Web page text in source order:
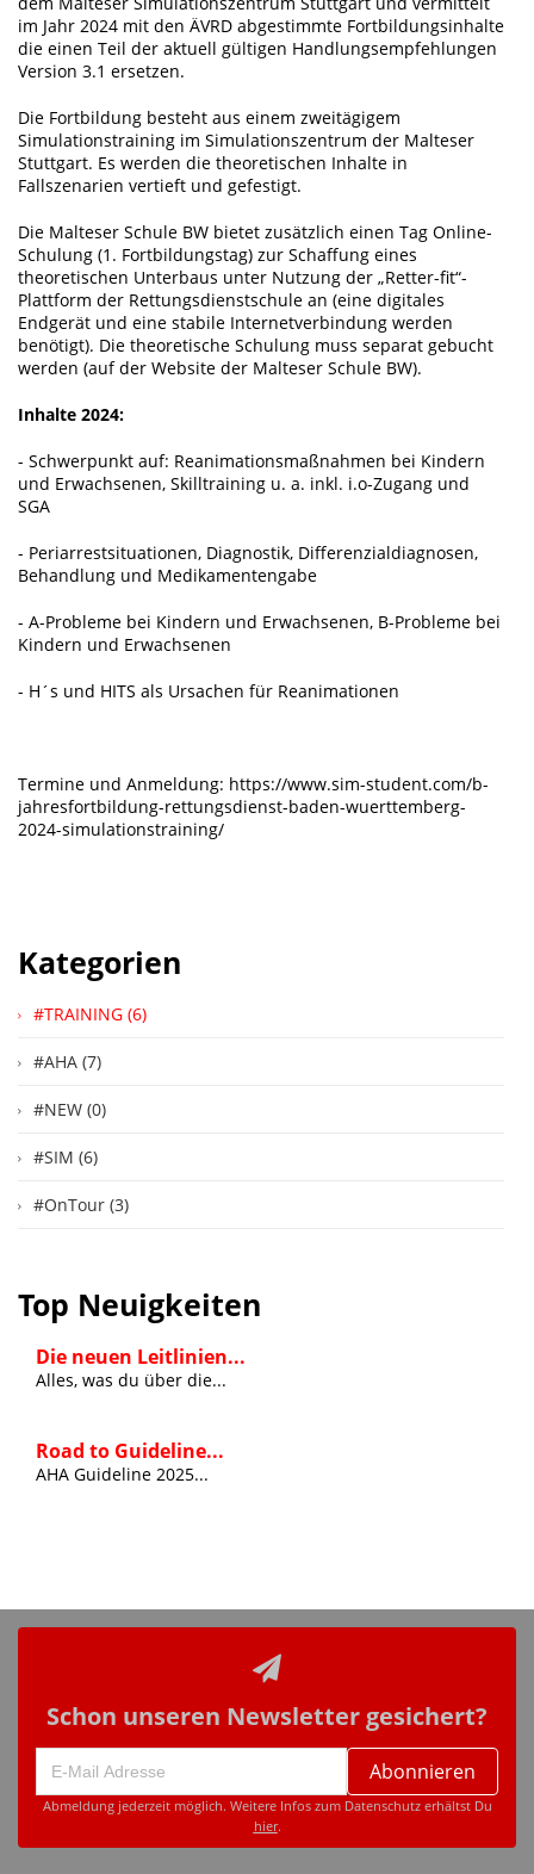
im Jahr 2024 mit den ÄVRD abgestimmte Fortbildungsinhalte
die einen Teil der aktuell gültigen Handlungsempfehlungen
Version 3.1 ersetzen.
Die Fortbildung besteht aus einem zweitägigem
Simulationstraining im Simulationszentrum der Malteser
Stuttgart. Es werden die theoretischen Inhalte in
Fallszenarien vertieft und gefestigt.
Die Malteser Schule BW bietet zusätzlich einen Tag Online-
Schulung (1. Fortbildungstag) zur Schaffung eines
theoretischen Unterbaus unter Nutzung der „Retter-fit“-
Plattform der Rettungsdienstschule an (eine digitales
Endgerät und eine stabile Internetverbindung werden
benötigt). Die theoretische Schulung muss separat gebucht
werden (auf der Website der Malteser Schule BW).
Inhalte 2024:
- Schwerpunkt auf: Reanimationsmaßnahmen bei Kindern
und Erwachsenen, Skilltraining u. a. inkl. i.o-Zugang und
SGA
- Periarrestsituationen, Diagnostik, Differenzialdiagnosen,
Behandlung und Medikamentengabe
- A-Probleme bei Kindern und Erwachsenen, B-Probleme bei
Kindern und Erwachsenen
- H´s und HITS als Ursachen für Reanimationen
Termine und Anmeldung: https://www.sim-student.com/b-
jahresfortbildung-rettungsdienst-baden-wuerttemberg-
2024-simulationstraining/
Kategorien
#TRAINING (6)
#AHA (7)
#NEW (0)
#SIM (6)
#OnTour (3)
Top Neuigkeiten
Die neuen Leitlinien...
Alles, was du über die...
Road to Guideline...
AHA Guideline 2025...
Schon unseren Newsletter gesichert?
Abonnieren
Abmeldung jederzeit möglich. Weitere Infos zum Datenschutz erhältst Du
hier.